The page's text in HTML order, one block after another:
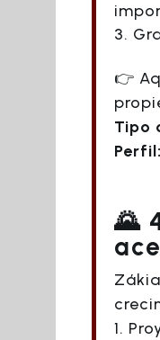
👉
Tipo
Perfil:
🌄